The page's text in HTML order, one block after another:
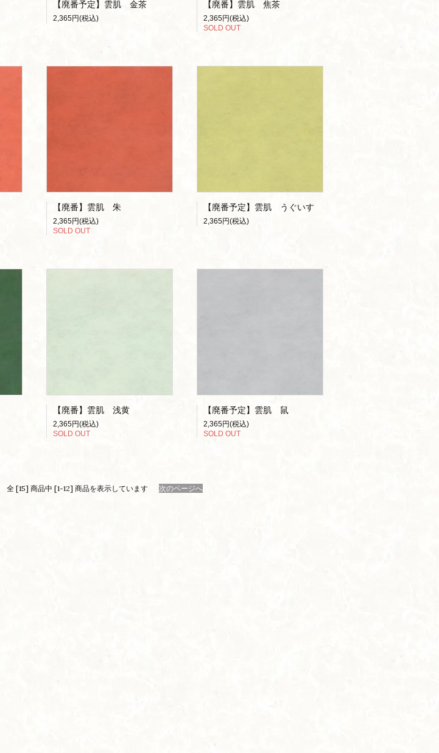
【廃番予定】雲肌 金茶
2,365円(税込)
【廃番】雲肌 焦茶
2,365円(税込)
SOLD OUT
【廃番】雲肌 朱
2,365円(税込)
SOLD OUT
【廃番予定】雲肌 うぐいす
2,365円(税込)
【廃番】雲肌 浅黄
2,365円(税込)
SOLD OUT
【廃番予定】雲肌 鼠
2,365円(税込)
SOLD OUT
全 [15] 商品中 [1-12] 商品を表示しています 次のページへ